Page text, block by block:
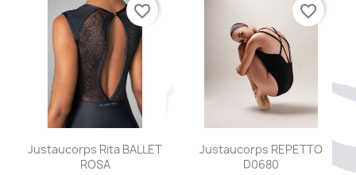
Aperçu rapide
Justaucorps Rita BALLET
ROSA
favorite_border
Aperçu rapide
Justaucorps REPETTO
D0680
favorite_border